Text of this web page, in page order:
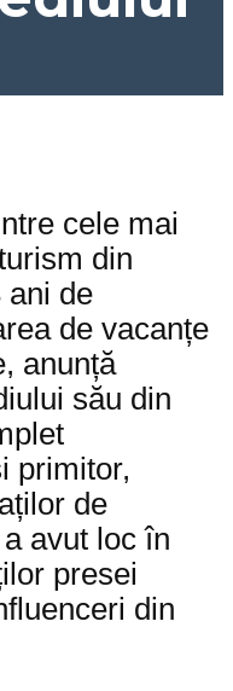
cele mai
din
ani de
de vacanțe
anunță
său din
primitor,
de
avut loc în
presei
din